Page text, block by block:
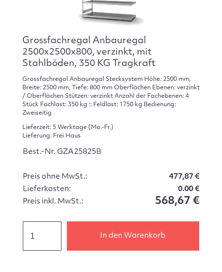
Grossfachregal Anbauregal
2500x2500x800, verzinkt, mit
Stahlböden, 350 KG Tragkraft
Grossfachregal Anbauregal Stecksystem Höhe: 2500 mm,
Breite: 2500 mm, Tiefe: 800 mm Oberflächen Ebenen: verzinkt
/ Oberflächen Stützen: verzinkt Anzahl der Fachebenen: 4
Stück Fachlast: 350 kg :: Feldlast: 1750 kg Bedienung:
Zweiseitig
Lieferzeit: 5 Werktage (Mo.-Fr.)
Lieferung: Frei Haus
Best.-Nr. GZA25825B
Preis ohne MwSt.:
477,87 €
Lieferkosten:
0.00 €
Preis inkl. MwSt.:
568,67 €
In den Warenkorb